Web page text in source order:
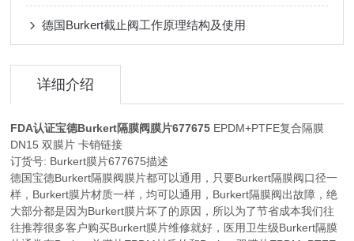
德国Burkert截止阀工作原理结构及使用
详细介绍
FDA认证宝德Burkert隔膜阀膜片677675 EPDM+PTFE复合隔膜
DN15 双膜片 卡销链接
订货号: Burkert膜片677675描述
德国宝德Burkert隔膜阀膜片都可以通用，只要Burkert隔膜阀口径一
样，Burkert膜片材质一样，均可以通用，Burkert隔膜阀出故障，绝
大部分都是因为Burkert膜片坏了的原因，所以为了节省成本我们往
往推荐很多客户购买Burkert膜片维修就好，医用卫生级Burkert隔膜